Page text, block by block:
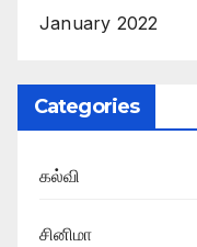
January 2022
Categories
கல்வி
சினிமா